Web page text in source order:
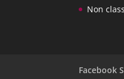
Non
Facebook